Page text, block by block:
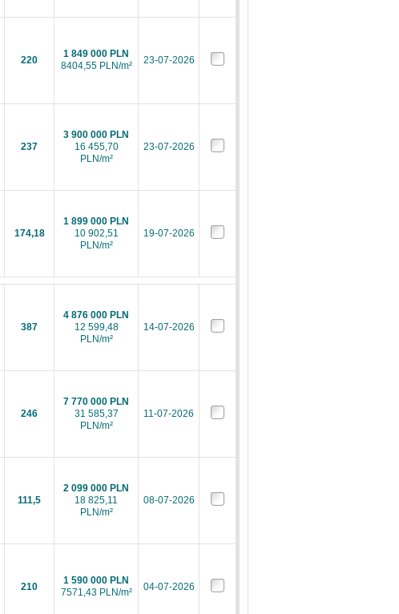
220
1 849 000 PLN
8404,55 PLN/m²
23-07-2026
237
3 900 000 PLN
16 455,70
PLN/m²
23-07-2026
174,18
1 899 000 PLN
10 902,51
PLN/m²
19-07-2026
387
4 876 000 PLN
12 599,48
PLN/m²
14-07-2026
246
7 770 000 PLN
31 585,37
PLN/m²
11-07-2026
111,5
2 099 000 PLN
18 825,11
PLN/m²
08-07-2026
210
1 590 000 PLN
7571,43 PLN/m²
04-07-2026